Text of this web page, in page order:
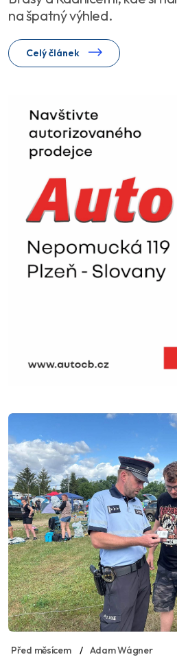
na špatný výhled.
Celý článek
Před měsícem Adam Wágner